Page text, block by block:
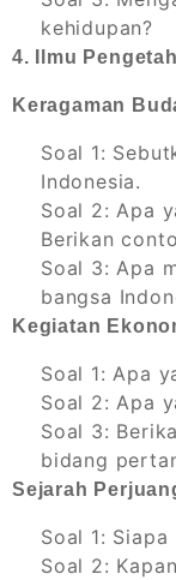
kehidupan?
4. Ilmu
Keragaman
Soal 1:
Indonesia.
Soal 2: Apa
Berikan
Soal 3: Apa
bangsa
Kegiatan
Soal 1: Apa
Soal 2: Apa
Soal 3:
bidang
Sejarah
Soal 1:
Soal 2: